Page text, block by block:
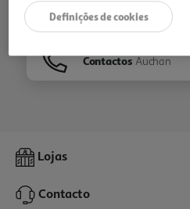
Folhetos
Contactos Auchan
Lojas
Contacto
Definições de cookies